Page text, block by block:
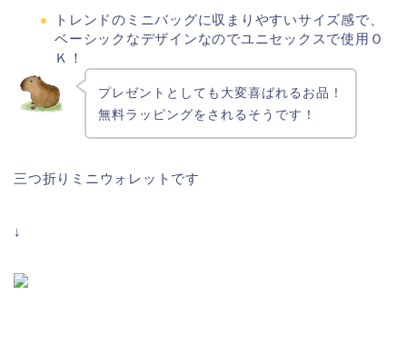
トレンドのミニバッグに収まりやすいサイズ感で、
ベーシックなデザインなのでユニセックスで使用Ｏ
Ｋ！
プレゼントとしても大変喜ばれるお品！
無料ラッピングをされるそうです！
三つ折りミニウォレットです
↓